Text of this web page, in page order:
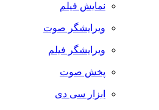
نمایش فیلم
ویرایشگر صوت
ویرایشگر فیلم
پخش صوت
ابزار سی دی